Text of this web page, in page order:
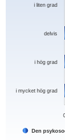
Den
i mycket hög grad
i hög grad
delvis
i liten grad